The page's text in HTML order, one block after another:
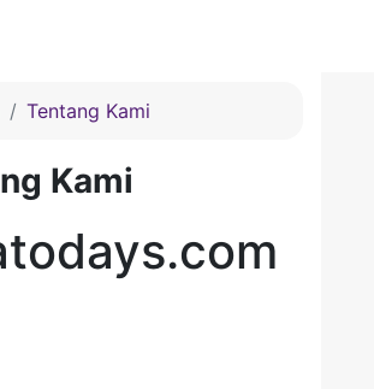
Tentang Kami
Kami